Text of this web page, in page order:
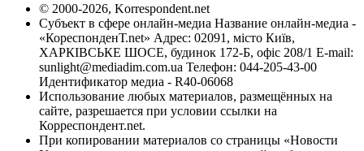
© 2000-2026, Korrespondent.net
Субъект в сфере онлайн-медиа Название онлайн-медиа -
«КореспонденТ.net» Адрес: 02091, місто Київ,
ХАРКІВСЬКЕ ШОСЕ, будинок 172-Б, офіс 208/1 E-mail:
sunlight@mediadim.com.ua Телефон: 044-205-43-00
Идентификатор медиа - R40-06068
Использование любых материалов, размещённых на
сайте, разрешается при условии ссылки на
Корреспондент.net.
При копировании материалов со страницы «Новости